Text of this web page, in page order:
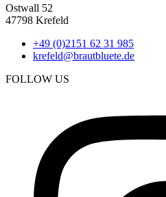
Ostwall 52
47798 Krefeld
+49 (0)2151 62 31 985
krefeld@brautbluete.de
FOLLOW US